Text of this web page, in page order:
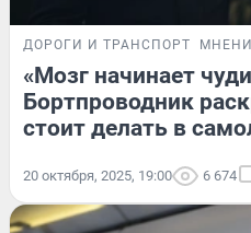
ДОРОГИ И ТРАНСПОРТ
«Мозг начинает
Бортпроводник
стоит делать в
20 октября, 2025, 19:00 6 674